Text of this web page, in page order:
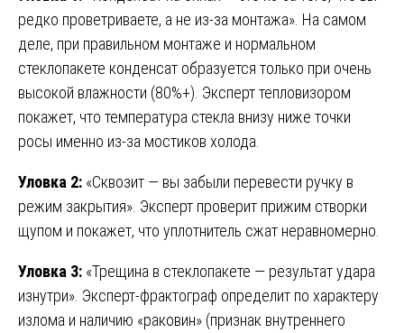
редко проветриваете, а не из-за монтажа». На самом
деле, при правильном монтаже и нормальном
стеклопакете конденсат образуется только при очень
высокой влажности (80%+). Эксперт тепловизором
покажет, что температура стекла внизу ниже точки
росы именно из-за мостиков холода.
Уловка 2: «Сквозит — вы забыли перевести ручку в
режим закрытия». Эксперт проверит прижим створки
щупом и покажет, что уплотнитель сжат неравномерно.
Уловка 3: «Трещина в стеклопакете — результат удара
изнутри». Эксперт-фрактограф определит по характеру
излома и наличию «раковин» (признак внутреннего